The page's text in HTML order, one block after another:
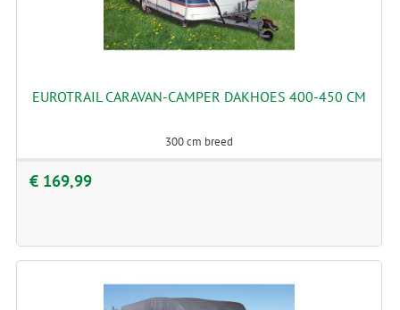
EUROTRAIL CARAVAN-CAMPER DAKHOES 400-450 CM
300 cm breed
€ 169,99